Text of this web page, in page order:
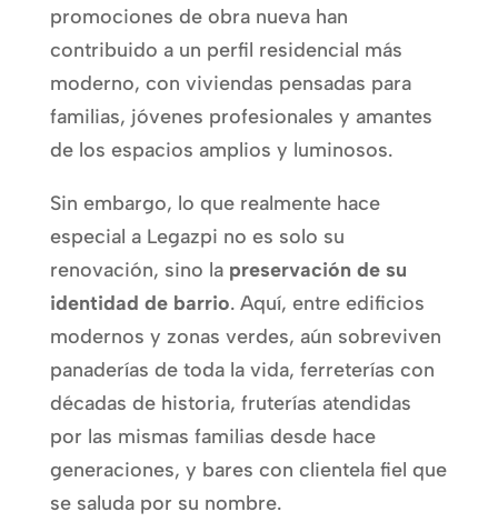
promociones de obra nueva han
contribuido a un perfil residencial más
moderno, con viviendas pensadas para
familias, jóvenes profesionales y amantes
de los espacios amplios y luminosos.
Sin embargo, lo que realmente hace
especial a Legazpi no es solo su
renovación, sino la preservación de su
identidad de barrio. Aquí, entre edificios
modernos y zonas verdes, aún sobreviven
panaderías de toda la vida, ferreterías con
décadas de historia, fruterías atendidas
por las mismas familias desde hace
generaciones, y bares con clientela fiel que
se saluda por su nombre.